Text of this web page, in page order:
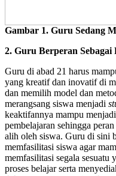
Gambar 1. Guru Sedang
2. Guru Berperan Sebagai
Guru di abad 21 harus
yang kreatif dan inovatif di
dan memilih model dan
merangsang siswa menjadi
keaktifannya mampu
pembelajaran sehingga
alih oleh siswa. Guru di sini
memfasilitasi siswa agar
memfasilitasi segala sesuatu
proses belajar serta